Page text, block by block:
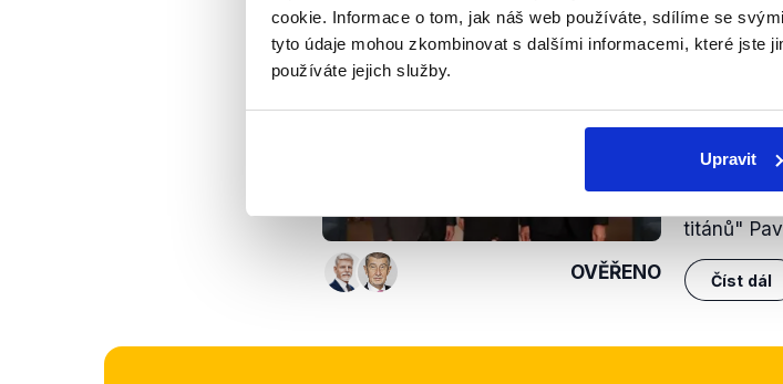
cookie. Informace o tom, jak náš web používáte, sdílíme se
tyto údaje mohou zkombinovat s dalšími informacemi, které jste
používáte jejich služby.
Upravit
Výrok jsme zmínili
OVĚŘENO
25. ledna
Nové
titánů"
Číst dál